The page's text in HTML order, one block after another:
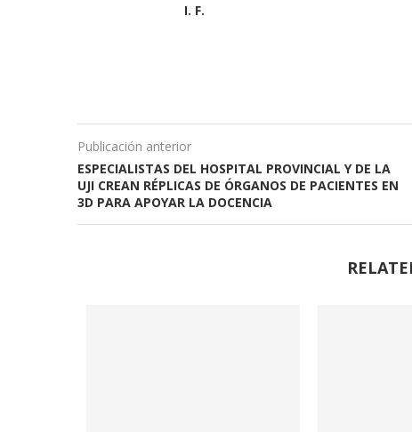
I. F.
Publicación anterior
ESPECIALISTAS DEL HOSPITAL PROVINCIAL Y DE LA
UJI CREAN RÉPLICAS DE ÓRGANOS DE PACIENTES EN
3D PARA APOYAR LA DOCENCIA